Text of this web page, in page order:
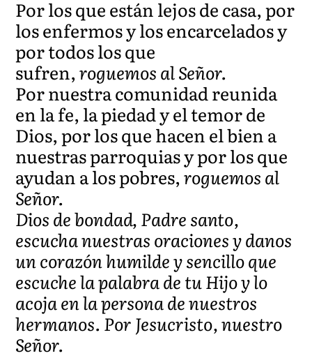
Por los que están lejos de casa, por
los enfermos y los encarcelados y
por todos los que
sufren,roguemos al Señor.
Por nuestra comunidad reunida
en la fe, la piedad y el temor de
Dios, por los que hacen el bien a
nuestras parroquias y por los que
ayudan a los pobres,roguemos al
Señor.
Dios de bondad, Padre santo,
escucha nuestras oraciones y danos
un corazón humilde y sencillo que
escuche la palabra de tu Hijo y lo
acoja en la persona de nuestros
hermanos. Por Jesucristo, nuestro
Señor.